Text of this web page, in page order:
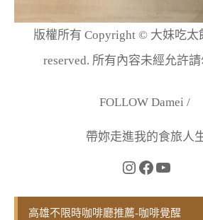
版權所有 Copyright © 大妹吃
reserved. 所有內容未經允許請
FOLLOW Damei /
帶妳走進我的食旅人
高雄不限時咖啡廳推薦-咖啡覺醒